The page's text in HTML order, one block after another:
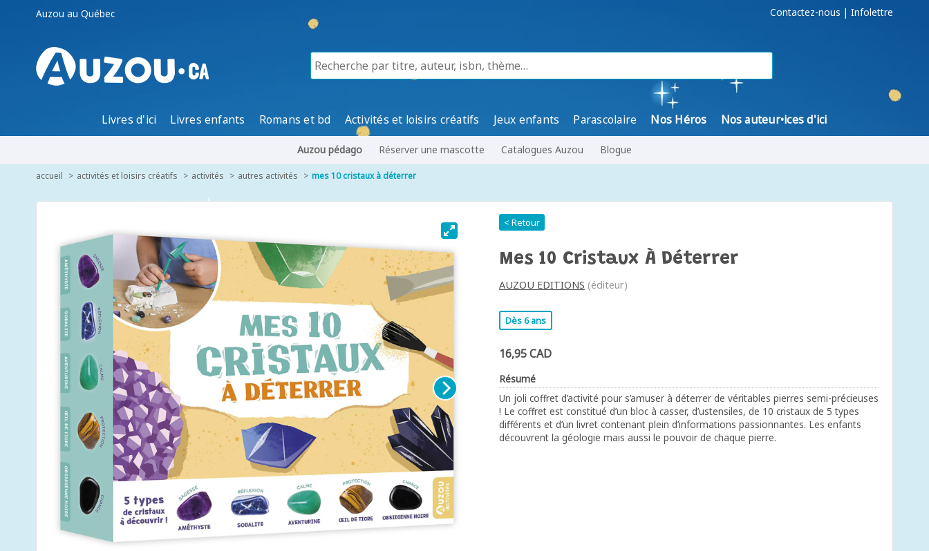
Auzou au Québec Contactez-nous | Infolettre
Livres d'ici Livres enfants Romans et bd Activités et loisirs créatifs Jeux enfants Parascolaire Nos Héros Nos auteur•ices d'ici
Auzou pédago Réserver une mascotte Catalogues Auzou Blogue
accueil activités et loisirs créatifs activités autres activités mes 10 cristaux à déterrer
< Retour
Mes 10 Cristaux À Déterrer
AUZOU EDITIONS (éditeur)
Dès 6 ans
16,95 CAD
Résumé
Un joli coffret d’activité pour s’amuser à déterrer de véritables pierres semi-précieuses
! Le coffret est constitué d’un bloc à casser, d’ustensiles, de 10 cristaux de 5 types
différents et d’un livret contenant plein d’informations passionnantes. Les enfants
découvrent la géologie mais aussi le pouvoir de chaque pierre.